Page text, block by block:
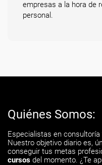
empresas a la hora de
personal.
Quiénes Somos:
Especialistas en consultoría
Nuestro objetivo diario es,
conseguir tus metas
cursos del momento. ¿Te